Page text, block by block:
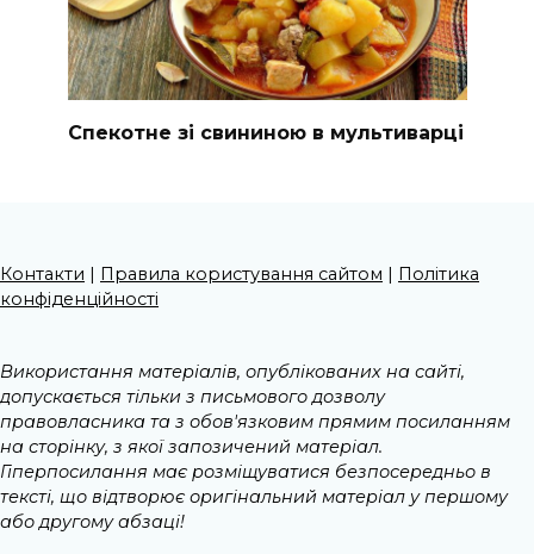
Спекотне зі свининою в мультиварці
Контакти | Правила користування сайтом | Політика
конфіденційності
Використання матеріалів, опублікованих на сайті,
допускається тільки з письмового дозволу
правовласника та з обов'язковим прямим посиланням
на сторінку, з якої запозичений матеріал.
Гіперпосилання має розміщуватися безпосередньо в
тексті, що відтворює оригінальний матеріал у першому
або другому абзаці!